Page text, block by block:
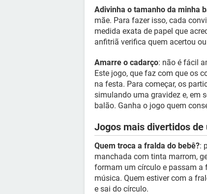
Adivinha o tamanho da minha
mãe. Para fazer isso, cada
medida exata de papel que
anfitriã verifica quem acertou
Amarre o cadarço: não é fácil
Este jogo, que faz com que os
na festa. Para começar, os
simulando uma gravidez e, em
balão. Ganha o jogo quem
Jogos mais divertidos de
Quem troca a fralda do bebê?:
manchada com tinta marrom,
formam um círculo e passam a
música. Quem estiver com a
e sai do círculo.